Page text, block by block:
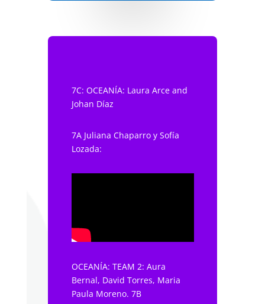
7C: OCEANÍA: Laura Arce and
Johan Díaz
7A Juliana Chaparro y Sofía
Lozada:
OCEANÍA: TEAM 2: Aura
Bernal, David Torres, Maria
Paula Moreno. 7B